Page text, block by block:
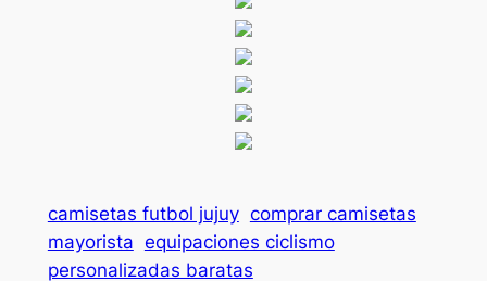
camisetas futbol jujuy comprar camisetas
mayorista equipaciones ciclismo
personalizadas baratas